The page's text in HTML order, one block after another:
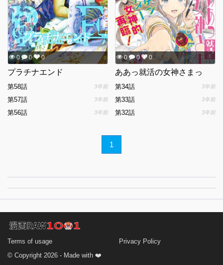
0 0 0
プラチナエンド
第58話 3年前
第57話 3年前
第56話 3年前
0 0 0
ああっ就活の女神さまっ
第34話 3年前
第33話 3年前
第32話 3年前
1
Terms of usage
Privacy Policy
© Copyright 2026 - Made with ❤️